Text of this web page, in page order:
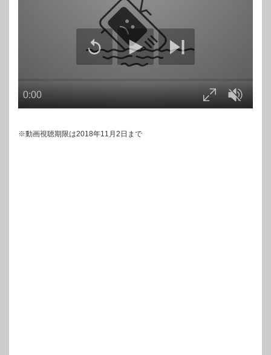
※動画視聴期限は2018年11月2日まで